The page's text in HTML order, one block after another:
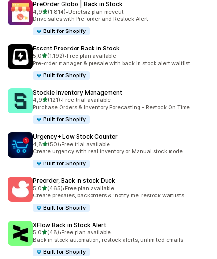
PreOrder Globo | Back in Stock
4,95 yıldız üzerinden
(1.814)
toplam 1814 değerlendirme
•Ücretsiz plan mevcut
Drive sales with Pre-order and Restock Alert
Built for Shopify
Essent Preorder Back in Stock
5,05 yıldız üzerinden
(1.192)
toplam 1192 değerlendirme
•Free plan available
Pre-order manager & presale with back in stock alert waitlist
Built for Shopify
Stockie Inventory Management
4,95 yıldız üzerinden
(121)
toplam 121 değerlendirme
•Free trial available
Purchase Orders & Inventory Forecasting - Restock On Time
Built for Shopify
Urgency+ Low Stock Counter
4,85 yıldız üzerinden
(50)
toplam 50 değerlendirme
•Free trial available
Create urgency with real inventory or Manual stock mode
Built for Shopify
Preorder, Back in stock Duck
5,05 yıldız üzerinden
(465)
toplam 465 değerlendirme
•Free plan available
Create presales, backorders & 'notify me' restock waitlists
Built for Shopify
XFlow Back in Stock Alert
5,05 yıldız üzerinden
(48)
toplam 48 değerlendirme
•Free plan available
Back in stock automation, restock alerts, unlimited emails
Built for Shopify